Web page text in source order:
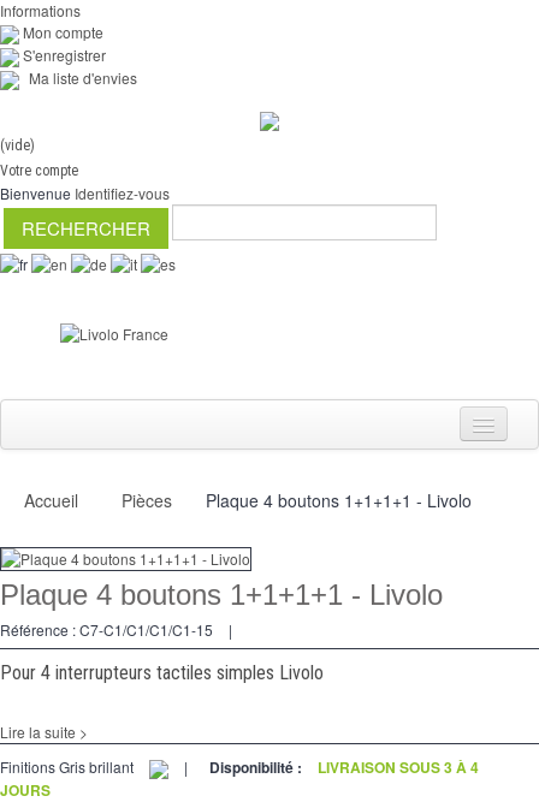
Informations
Mon compte
S'enregistrer
Ma liste d'envies
(vide)
Votre compte
Bienvenue Identifiez-vous
Interrupteurs
Variateurs
Va et Vients
Accueil Pièces Plaque 4 boutons 1+1+1+1 - Livolo
Plaque 4 boutons 1+1+1+1 - Livolo
Référence :C7-C1/C1/C1/C1-15 |
Pour 4 interrupteurs tactiles simples Livolo
Lire la suite >
Finitions Gris brillant
| Disponibilité :
LIVRAISON SOUS 3 À 4
JOURS